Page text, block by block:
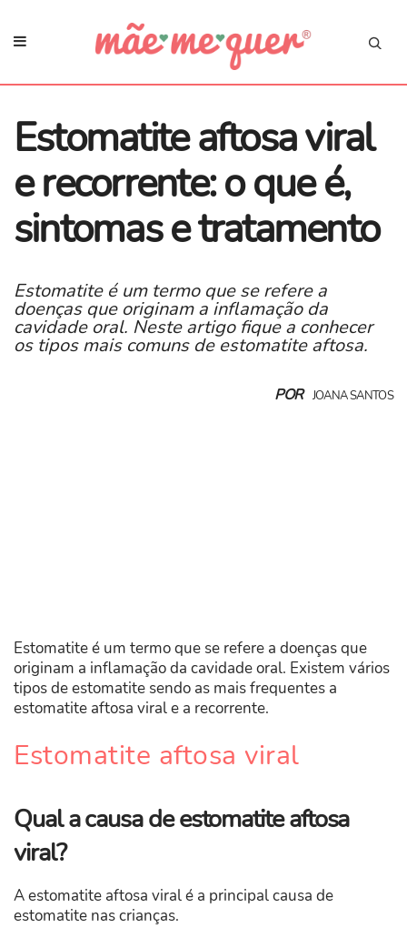
Estomatite aftosa viral
e recorrente: o que é,
sintomas e tratamento
Estomatite é um termo que se refere a
doenças que originam a inflamação da
cavidade oral. Neste artigo fique a conhecer
os tipos mais comuns de estomatite aftosa.
POR JOANA SANTOS
Estomatite é um termo que se refere a doenças que
originam a inflamação da cavidade oral. Existem vários
tipos de estomatite sendo as mais frequentes a
estomatite aftosa viral e a recorrente.
Estomatite aftosa viral
Qual a causa de estomatite aftosa
viral?
A estomatite aftosa viral é a principal causa de
estomatite nas crianças.